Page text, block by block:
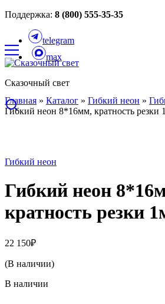
Поддержка: 8 (800) 555-35-35
telegram
max
Сказочный свет
Главная » Каталог » Гибкий неон »
Гибкий неон 8*16мм, кратность резки
Гибкий неон
Гибкий неон
кратность резки
22 150₽
(В наличии)
В наличии